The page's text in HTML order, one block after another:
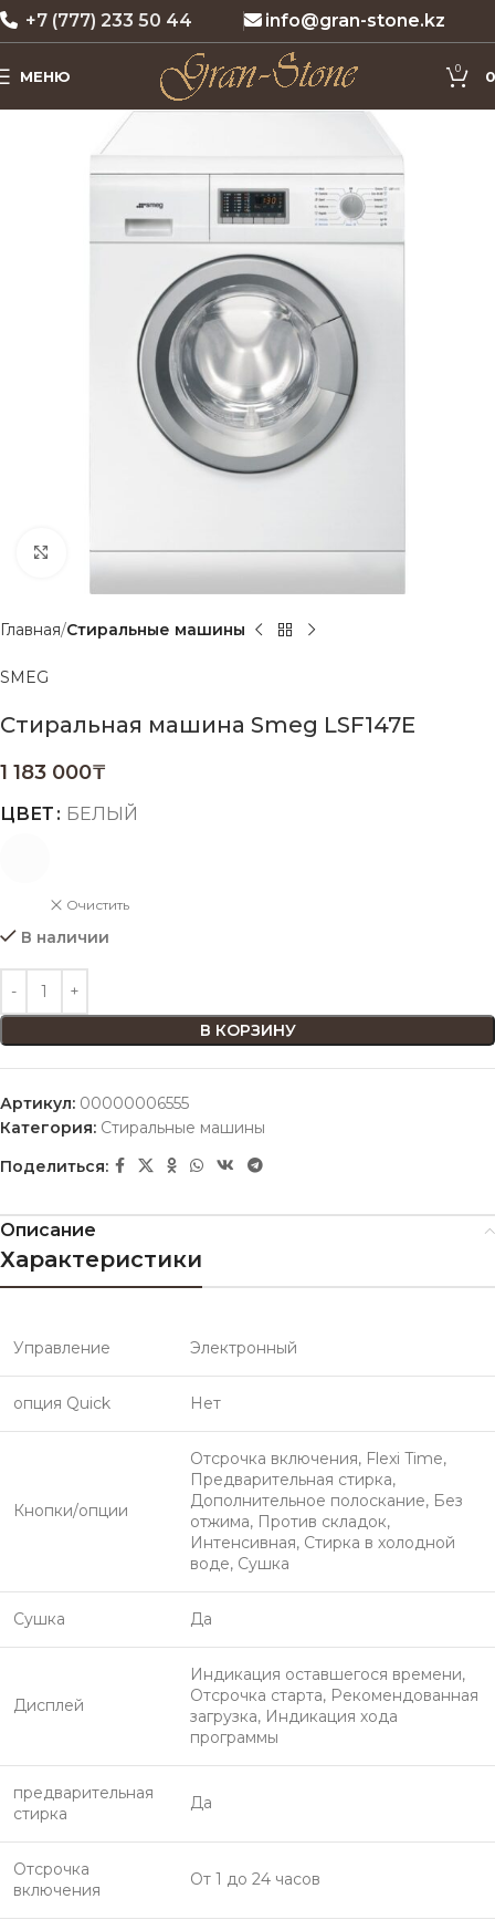
+7 (777) 233 50 44 info@gran-stone.kz
МЕНЮ 0 0
Нажмите, чтобы увеличить
Главная Стиральные машины
SMEG
Стиральная машина Smeg LSF147E
1 183 000₸
ЦВЕТ БЕЛЫЙ
Очистить
В наличии
В КОРЗИНУ
Артикул: 00000006555
Категория: Стиральные машины
Поделиться:
Описание
Характеристики
Управление Электронный
опция Quick Нет
Кнопки/опции
Отсрочка включения, Flexi Time,
Предварительная стирка,
Дополнительное полоскание, Без
отжима, Против складок,
Интенсивная, Стирка в холодной
воде, Сушка
Сушка Да
Дисплей
Индикация оставшегося времени,
Отсрочка старта, Рекомендованная
загрузка, Индикация хода
программы
предварительная
стирка
Да
Отсрочка
включения
От 1 до 24 часов